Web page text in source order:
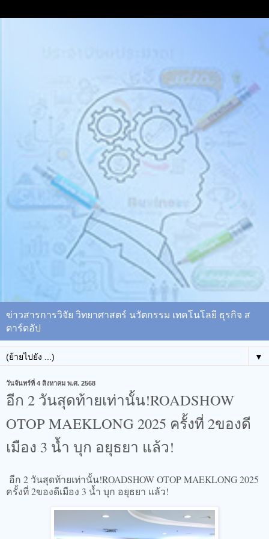
ข่าวสารการวิจัย วิทยาศาสตร์ นวัตกรรม เทคโนโลยี ธุรกิจ ส
ตาร์ตอัป
▼
วันจันทร์ที่ 4 สิงหาคม พ.ศ. 2568
อีก 2 วันสุดท้ายเท่านั้น!ROADSHOW
OTOP MAEKLONG 2025 ครั้งที่ 2ของดี
เมือง 3 น้ำ บุก อยุธยา แล้ว!
อีก 2 วันสุดท้ายเท่านั้น!ROADSHOW OTOP MAEKLONG 2025
ครั้งที่ 2ของดีเมือง 3 น้ำ บุก อยุธยา แล้ว!